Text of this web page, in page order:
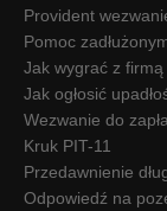
Provident
Pomoc
Jak wygrać z
Jak ogłosić
Wezwanie do
Kruk PIT-11
Przedawnienie
Odpowiedź na